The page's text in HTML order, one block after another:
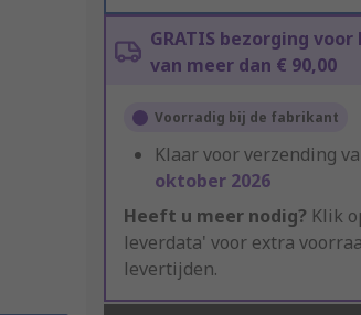
GRATIS bezorging
van meer dan € 90,00
Voorradig bij de fabrikant
Klaar voor verzending
oktober 2026
Heeft u meer nodig? Klik
leverdata' voor extra
levertijden.